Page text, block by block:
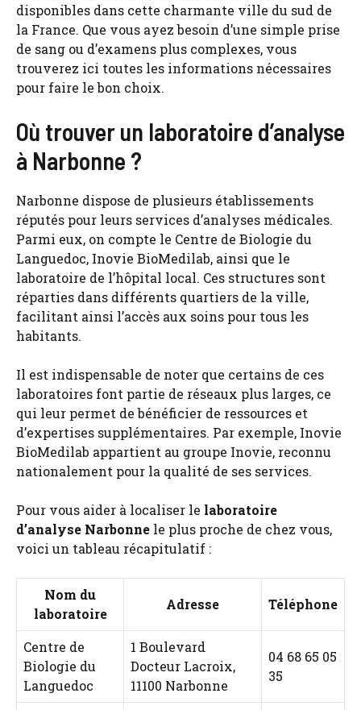
disponibles dans cette charmante ville du sud de
la France. Que vous ayez besoin d’une simple prise
de sang ou d’examens plus complexes, vous
trouverez ici toutes les informations nécessaires
pour faire le bon choix.
Où trouver un laboratoire d’analyse
à Narbonne ?
Narbonne dispose de plusieurs établissements
réputés pour leurs services d’analyses médicales.
Parmi eux, on compte le Centre de Biologie du
Languedoc, Inovie BioMedilab, ainsi que le
laboratoire de l’hôpital local. Ces structures sont
réparties dans différents quartiers de la ville,
facilitant ainsi l’accès aux soins pour tous les
habitants.
Il est indispensable de noter que certains de ces
laboratoires font partie de réseaux plus larges, ce
qui leur permet de bénéficier de ressources et
d’expertises supplémentaires. Par exemple, Inovie
BioMedilab appartient au groupe Inovie, reconnu
nationalement pour la qualité de ses services.
Pour vous aider à localiser le laboratoire
d’analyse Narbonne le plus proche de chez vous,
voici un tableau récapitulatif :
Nom du
laboratoire
Adresse Téléphone
Centre de
Biologie du
Languedoc
1 Boulevard
Docteur Lacroix,
11100 Narbonne
04 68 65 05
35